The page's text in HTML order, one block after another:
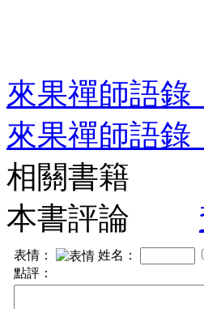
來果禪師語
來果禪師語
相關書籍
本書評論
表情： 姓名：
點評：